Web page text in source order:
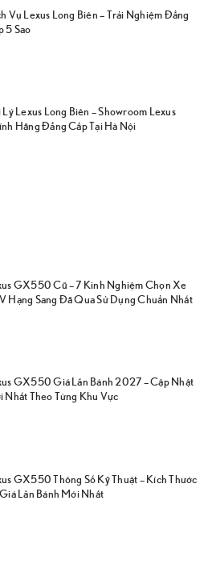
Vụ Lexus Long Biên – Trải Nghiệm Đẳng
5 Sao
Lexus Long Biên – Showroom Lexus
Hãng Đẳng Cấp Tại Hà Nội
GX550 Cũ – 7 Kinh Nghiệm Chọn Xe
Hạng Sang Đã Qua Sử Dụng Chuẩn Nhất
GX550 Giá Lăn Bánh 2027 – Cập Nhật
Nhất Theo Từng Khu Vực
GX550 Thông Số Kỹ Thuật – Kích Thước
Lăn Bánh Mới Nhất